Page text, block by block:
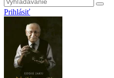
Prihlásiť